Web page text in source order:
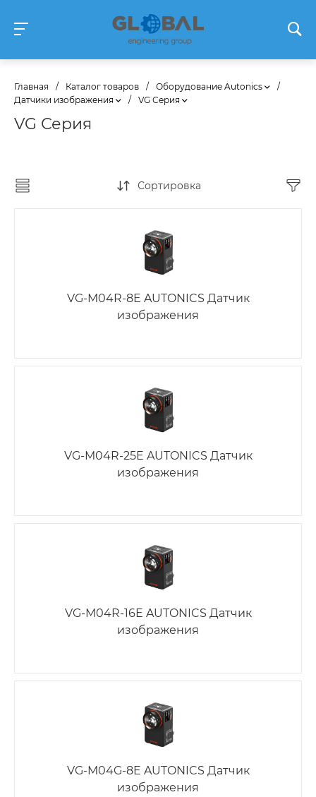
Главная / Каталог товаров / Оборудование Autonics
/
Датчики изображения
/ VG Серия
VG Серия
Сортировка
VG-M04R-8E AUTONICS Датчик
изображения
VG-M04R-25E AUTONICS Датчик
изображения
VG-M04R-16E AUTONICS Датчик
изображения
VG-M04G-8E AUTONICS Датчик
изображения